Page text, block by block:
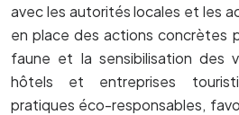
avec les autorités locales et les
en place des actions concrètes
faune et la sensibilisation des
hôtels et entreprises
pratiques éco-responsables,